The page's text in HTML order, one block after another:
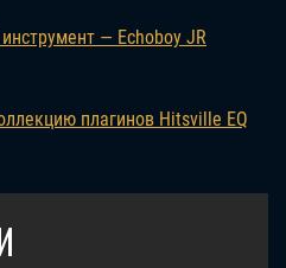
— Echoboy JR
плагинов Hitsville EQ